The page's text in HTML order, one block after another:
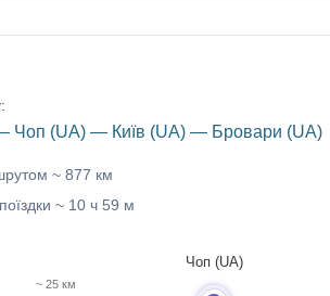
Чоп (UA) — Київ (UA) — Бровари (UA)
~ 877 км
~ 10 ч 59 м
~ 25 км
Чоп (UA)